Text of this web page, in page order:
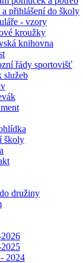
a přihlášení do školy
- vzory
kroužky
knihovna
řády sportovišť
služeb
školy
družiny
2024